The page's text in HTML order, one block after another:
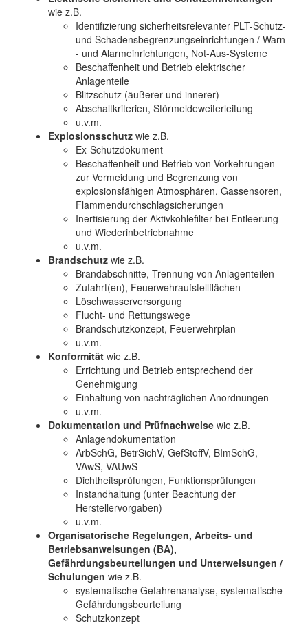
wie z.B.
Identifizierung sicherheitsrelevanter PLT-Schutz-
und Schadensbegrenzungseinrichtungen / Warn
- und Alarmeinrichtungen, Not-Aus-Systeme
Beschaffenheit und Betrieb elektrischer
Anlagenteile
Blitzschutz (äußerer und innerer)
Abschaltkriterien, Störmeldeweiterleitung
u.v.m.
Explosionsschutz wie z.B.
Ex-Schutzdokument
Beschaffenheit und Betrieb von Vorkehrungen
zur Vermeidung und Begrenzung von
explosionsfähigen Atmosphären, Gassensoren,
Flammendurchschlagsicherungen
Inertisierung der Aktivkohlefilter bei Entleerung
und Wiederinbetriebnahme
u.v.m.
Brandschutz wie z.B.
Brandabschnitte, Trennung von Anlagenteilen
Zufahrt(en), Feuerwehraufstellflächen
Löschwasserversorgung
Flucht- und Rettungswege
Brandschutzkonzept, Feuerwehrplan
u.v.m.
Konformität wie z.B.
Errichtung und Betrieb entsprechend der
Genehmigung
Einhaltung von nachträglichen Anordnungen
u.v.m.
Dokumentation und Prüfnachweise wie z.B.
Anlagendokumentation
ArbSchG, BetrSichV, GefStoffV, BImSchG,
VAwS, VAUwS
Dichtheitsprüfungen, Funktionsprüfungen
Instandhaltung (unter Beachtung der
Herstellervorgaben)
u.v.m.
Organisatorische Regelungen, Arbeits- und
Betriebsanweisungen (BA),
Gefährdungsbeurteilungen und Unterweisungen /
Schulungen wie z.B.
systematische Gefahrenanalyse, systematische
Gefährdungsbeurteilung
Schutzkonzept